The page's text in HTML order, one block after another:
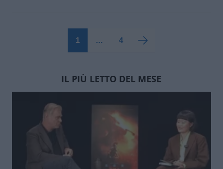
1 … 4
IL PIÙ LETTO DEL MESE